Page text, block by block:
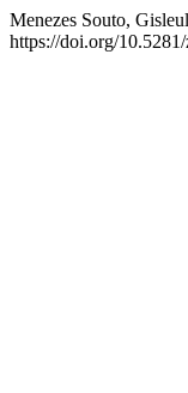
Menezes Souto,
https://doi.org/